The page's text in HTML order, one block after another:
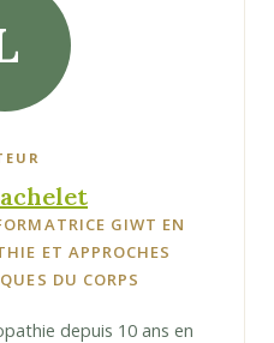
GIWT EN
ET APPROCHES
DU CORPS
depuis 10 ans en